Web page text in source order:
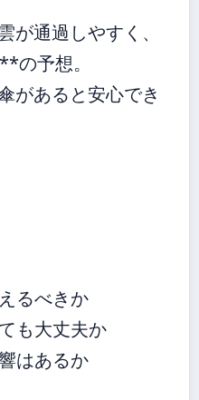
が通過しやすく、
の予想。
があると安心でき
るべきか
も大丈夫か
はあるか